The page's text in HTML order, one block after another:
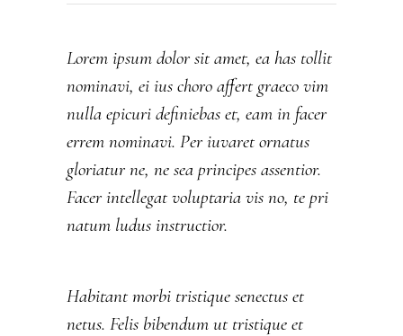
Lorem ipsum dolor sit amet, ea has tollit
nominavi, ei ius choro affert graeco vim
nulla epicuri definiebas et, eam in facer
errem nominavi. Per iuvaret ornatus
gloriatur ne, ne sea principes assentior.
Facer intellegat voluptaria vis no, te pri
natum ludus instructior.
Habitant morbi tristique senectus et
netus. Felis bibendum ut tristique et